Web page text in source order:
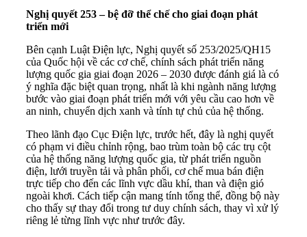
Nghị quyết 253 – bệ đỡ thể chế cho giai đoạn phát
triển mới
Bên cạnh Luật Điện lực, Nghị quyết số 253/2025/QH15
của Quốc hội về các cơ chế, chính sách phát triển năng
lượng quốc gia giai đoạn 2026 – 2030 được đánh giá là có
ý nghĩa đặc biệt quan trọng, nhất là khi ngành năng lượng
bước vào giai đoạn phát triển mới với yêu cầu cao hơn về
an ninh, chuyển dịch xanh và tính tự chủ của hệ thống.
Theo lãnh đạo Cục Điện lực, trước hết, đây là nghị quyết
có phạm vi điều chỉnh rộng, bao trùm toàn bộ các trụ cột
của hệ thống năng lượng quốc gia, từ phát triển nguồn
điện, lưới truyền tải và phân phối, cơ chế mua bán điện
trực tiếp cho đến các lĩnh vực dầu khí, than và điện gió
ngoài khơi. Cách tiếp cận mang tính tổng thể, đồng bộ này
cho thấy sự thay đổi trong tư duy chính sách, thay vì xử lý
riêng lẻ từng lĩnh vực như trước đây.